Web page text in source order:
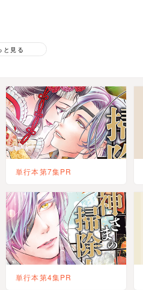
！ を更新しました。
と見る
単行本第7集PR
単行本第4集PR